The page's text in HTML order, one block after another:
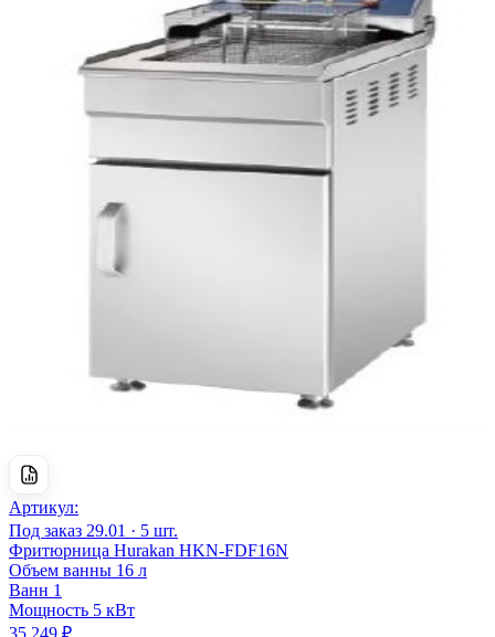
Артикул:
Под заказ 29.01 · 5 шт.
Фритюрница Hurakan HKN-FDF16N
Объем ванны 16 л
Ванн 1
Мощность 5 кВт
35 249 ₽